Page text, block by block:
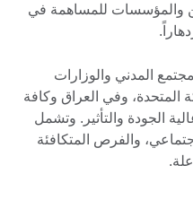
والمؤسسات للمساهمة في
المدني والوزارات
وفي العراق وكافة
الجودة والتأثير. وتشمل
والفرص المتكافئة